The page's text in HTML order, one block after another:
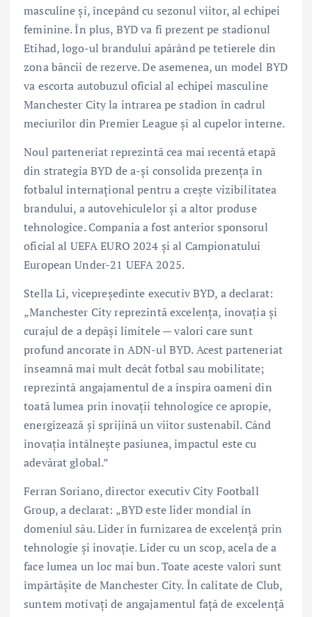
masculine și, începând cu sezonul viitor, al echipei
feminine. În plus, BYD va fi prezent pe stadionul
Etihad, logo-ul brandului apărând pe tetierele din
zona băncii de rezerve. De asemenea, un model BYD
va escorta autobuzul oficial al echipei masculine
Manchester City la intrarea pe stadion în cadrul
meciurilor din Premier League și al cupelor interne.
Noul parteneriat reprezintă cea mai recentă etapă
din strategia BYD de a-și consolida prezența în
fotbalul internațional pentru a crește vizibilitatea
brandului, a autovehiculelor și a altor produse
tehnologice. Compania a fost anterior sponsorul
oficial al UEFA EURO 2024 și al Campionatului
European Under-21 UEFA 2025.
Stella Li, vicepreședinte executiv BYD, a declarat:
„Manchester City reprezintă excelența, inovația și
curajul de a depăși limitele — valori care sunt
profund ancorate în ADN-ul BYD. Acest parteneriat
înseamnă mai mult decât fotbal sau mobilitate;
reprezintă angajamentul de a inspira oameni din
toată lumea prin inovații tehnologice ce apropie,
energizează și sprijină un viitor sustenabil. Când
inovația întâlnește pasiunea, impactul este cu
adevărat global.”
Ferran Soriano, director executiv City Football
Group, a declarat: „BYD este lider mondial în
domeniul său. Lider în furnizarea de excelență prin
tehnologie și inovație. Lider cu un scop, acela de a
face lumea un loc mai bun. Toate aceste valori sunt
împărtășite de Manchester City. În calitate de Club,
suntem motivați de angajamentul față de excelență